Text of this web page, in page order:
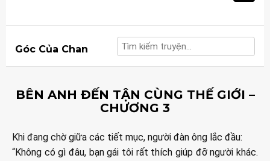
Góc Của Chan
BÊN ANH ĐẾN TẬN CÙNG THẾ GIỚI –
CHƯƠNG 3
Khi đang chờ giữa các tiết mục, người đàn ông lắc đầu:
“Không có gì đâu, bạn gái tôi rất thích giúp đỡ người khác.